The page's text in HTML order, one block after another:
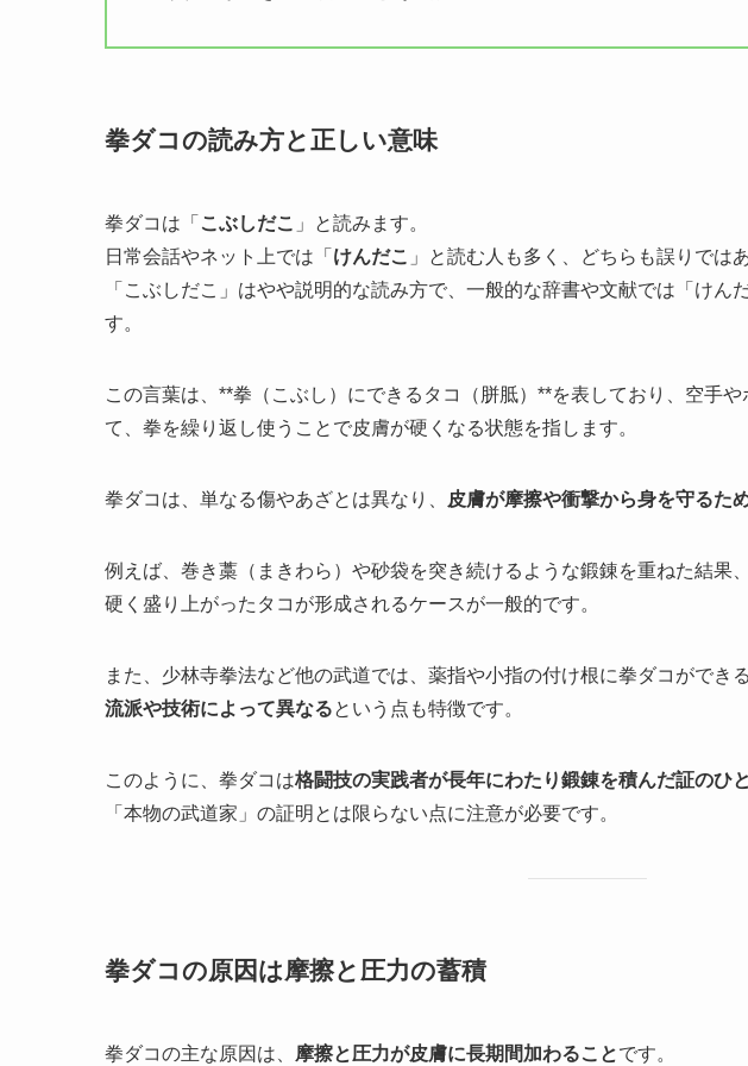
拳ダコの読み方と正しい意味
拳ダコは「 こぶしだこ 」と読みます。
日常会話やネット上では「 けんだこ 」と読む人も多く、どちらも誤りでは
「こぶしだこ」はやや説明的な読み方で、一般的な辞書や文献では「けん
す。
この言葉は、**拳（こぶし）にできるタコ（胼胝）**を表しており、空手
て、拳を繰り返し使うことで皮膚が硬くなる状態を指します。
拳ダコは、単なる傷やあざとは異なり、 皮膚が摩擦や衝撃から身を守るた
例えば、巻き藁（まきわら）や砂袋を突き続けるような鍛錬を重ねた結果
硬く盛り上がったタコが形成されるケースが一般的です。
また、少林寺拳法など他の武道では、薬指や小指の付け根に拳ダコができ
流派や技術によって異なるという点も特徴です。
このように、拳ダコは格闘技の実践者が長年にわたり鍛錬を積んだ証のひ
「本物の武道家」の証明とは限らない点に注意が必要です。
拳ダコの原因は摩擦と圧力の蓄積
拳ダコの主な原因は、 摩擦と圧力が皮膚に長期間加わることです。